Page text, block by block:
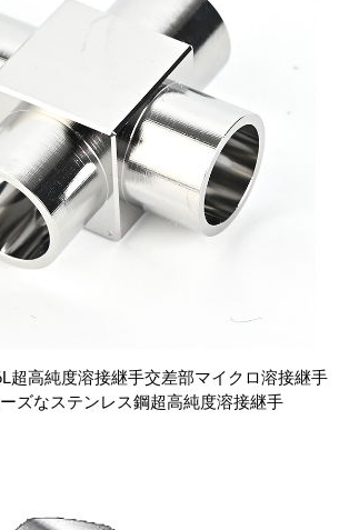
超高純度溶接継手交差部マイクロ溶接継手
ズなステンレス鋼超高純度溶接継手